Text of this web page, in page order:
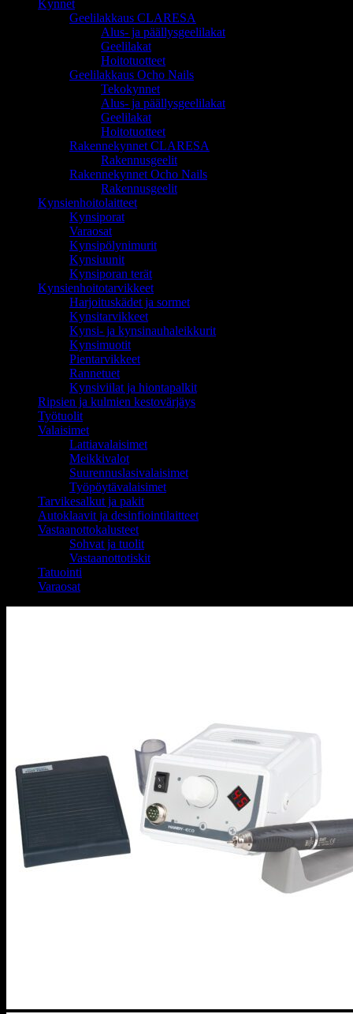
Kynnet
Geelilakkaus CLARESA
Alus- ja päällysgeelilakat
Geelilakat
Hoitotuotteet
Geelilakkaus Ocho Nails
Tekokynnet
Alus- ja päällysgeelilakat
Geelilakat
Hoitotuotteet
Rakennekynnet CLARESA
Rakennusgeelit
Rakennekynnet Ocho Nails
Rakennusgeelit
Kynsienhoitolaitteet
Kynsiporat
Varaosat
Kynsipölynimurit
Kynsiuunit
Kynsiporan terät
Kynsienhoitotarvikkeet
Harjoituskädet ja sormet
Kynsitarvikkeet
Kynsi- ja kynsinauhaleikkurit
Kynsimuotit
Pientarvikkeet
Rannetuet
Kynsiviilat ja hiontapalkit
Ripsien ja kulmien kestovärjäys
Työtuolit
Valaisimet
Lattiavalaisimet
Meikkivalot
Suurennuslasivalaisimet
Työpöytävalaisimet
Tarvikesalkut ja pakit
Autoklaavit ja desinfiointilaitteet
Vastaanottokalusteet
Sohvat ja tuolit
Vastaanottotiskit
Tatuointi
Varaosat